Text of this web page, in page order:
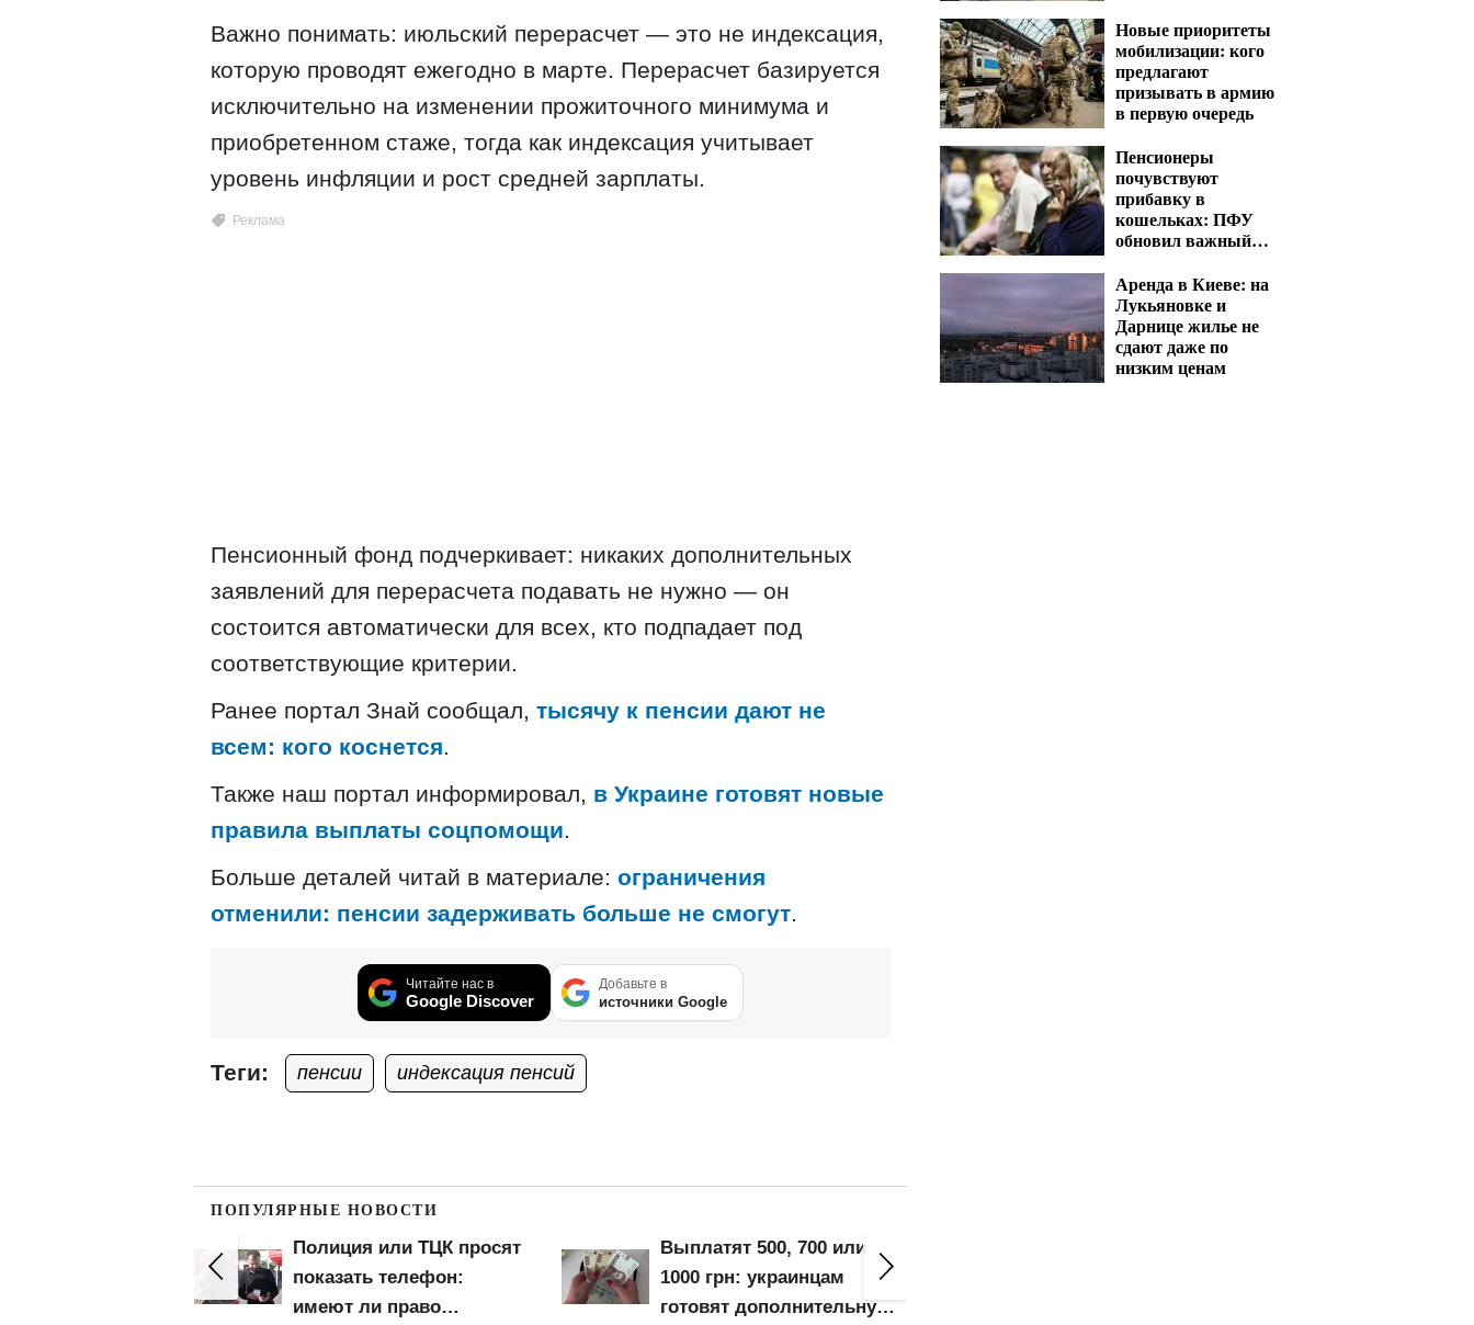
Важно понимать: июльский перерасчет — это не индексация,
которую проводят ежегодно в марте. Перерасчет базируется
исключительно на изменении прожиточного минимума и
приобретенном стаже, тогда как индексация учитывает
уровень инфляции и рост средней зарплаты.
Пенсионный фонд подчеркивает: никаких дополнительных
заявлений для перерасчета подавать не нужно — он
состоится автоматически для всех, кто подпадает под
соответствующие критерии.
Ранее портал Знай сообщал, тысячу к пенсии дают не
всем: кого коснется
Также наш портал информировал, в Украине готовят новые
правила выплаты соцпомощи
Больше деталей читай в материале: ограничения
отменили: пенсии задерживать больше не смогут
Читайте нас в
Google Discover
Добавьте в
источники Google
Теги: пенсии индексация пенсий
ПОПУЛЯРНЫЕ НОВОСТИ
Полиция или ТЦК просят
показать телефон:
имеют ли право
Выплатят 500, 700 или
1000 грн: украинцам
готовят дополнительную
Новые приоритеты
мобилизации: кого
предлагают
призывать в армию
в первую очередь
Пенсионеры
почувствуют
прибавку в
кошельках: ПФУ
обновил важный
расчета выплат
Аренда в Киеве: на
Лукьяновке и
Дарнице жилье не
сдают даже по
низким ценам